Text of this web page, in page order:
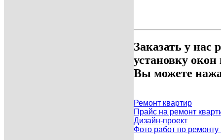
Заказать у нас
установку
Вы можете
Ремонт квартир
Прайс на ремонт
Дизайн-проект
Фото работ по ремонту